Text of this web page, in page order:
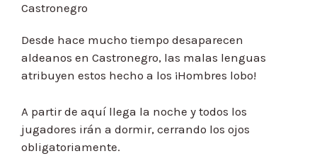
Castronegro
Desde hace mucho tiempo desaparecen
aldeanos en Castronegro, las malas lenguas
atribuyen estos hecho a los ¡Hombres lobo!
A partir de aquí llega la noche y todos los
jugadores irán a dormir, cerrando los ojos
obligatoriamente.